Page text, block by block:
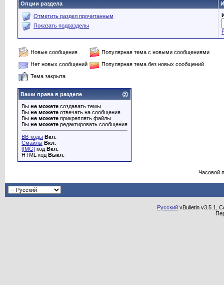
Опции раздела
Отметить раздел прочитанным
Показать подразделы
Новые сообщения
Популярная тема с новыми сообщениями
Нет новых сообщений
Популярная тема без новых сообщений
Тема закрыта
Ваши права в разделе
Вы не можете создавать темы
Вы не можете отвечать на сообщения
Вы не можете прикреплять файлы
Вы не можете редактировать сообщения
BB-коды Вкл.
Смайлы Вкл.
[IMG] код Вкл.
HTML код Выкл.
Часовой
Русский vBulletin v3.5.1,